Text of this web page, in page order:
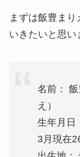
まずは飯豊ま
いきたいと思い
名前：
え）
生年月日
3月現在